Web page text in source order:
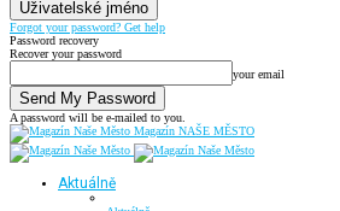
Forgot your password? Get help
Password recovery
Recover your password
your email
A password will be e-mailed to you.
Magazín NAŠE MĚSTO
Aktuálně